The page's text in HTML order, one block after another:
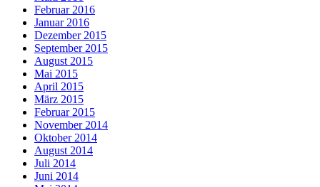
Februar 2016
Januar 2016
Dezember 2015
September 2015
August 2015
Mai 2015
April 2015
März 2015
Februar 2015
November 2014
Oktober 2014
August 2014
Juli 2014
Juni 2014